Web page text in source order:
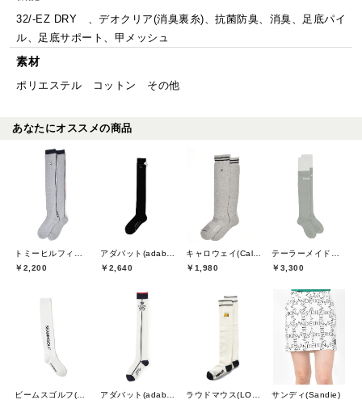
32/-EZ DRY 、デオクリア(消臭裏糸)、抗菌防臭、消臭、足底パイ
ル、足底サポート、甲メッシュ
素材
ポリエステル コットン その他
あなたにオススメの商品
￥2,200
￥2,640
￥1,980
￥3,300
サンディ(Sandie)